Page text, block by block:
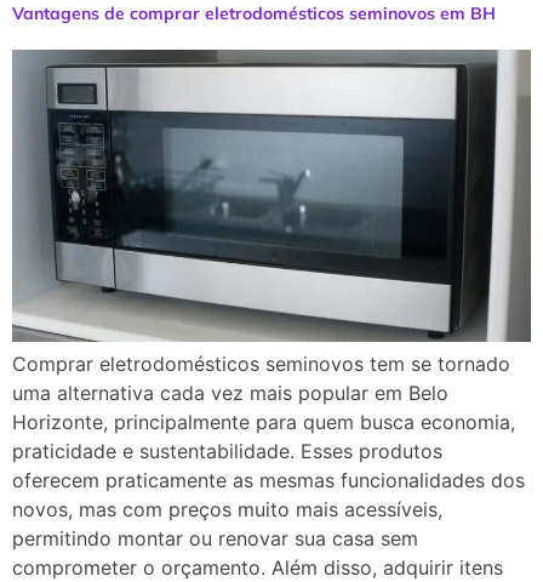
Vantagens de comprar eletrodomésticos seminovos em BH
Comprar eletrodomésticos seminovos tem se tornado
uma alternativa cada vez mais popular em Belo
Horizonte, principalmente para quem busca economia,
praticidade e sustentabilidade. Esses produtos
oferecem praticamente as mesmas funcionalidades dos
novos, mas com preços muito mais acessíveis,
permitindo montar ou renovar sua casa sem
comprometer o orçamento. Além disso, adquirir itens